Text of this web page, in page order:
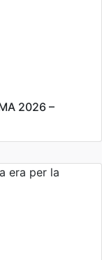
2026 –